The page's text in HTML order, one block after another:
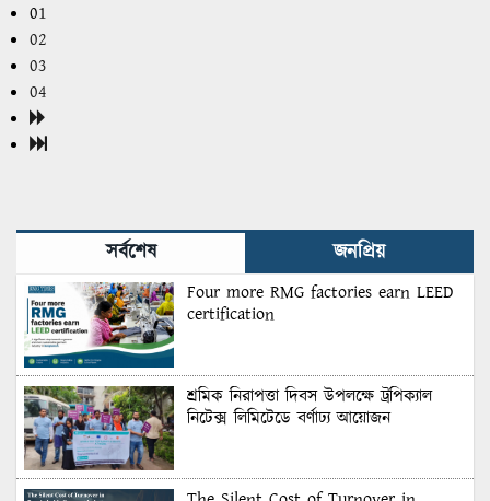
01
02
03
04
সর্বশেষ জনপ্রিয়
Four more RMG factories earn LEED
certification
শ্রমিক নিরাপত্তা দিবস উপলক্ষে ট্রপিক্যাল
নিটেক্স লিমিটেডে বর্ণাঢ্য আয়োজন